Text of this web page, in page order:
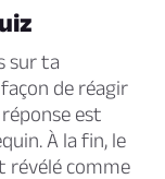
sur ta
de réagir
est
À la fin, le
révélé comme